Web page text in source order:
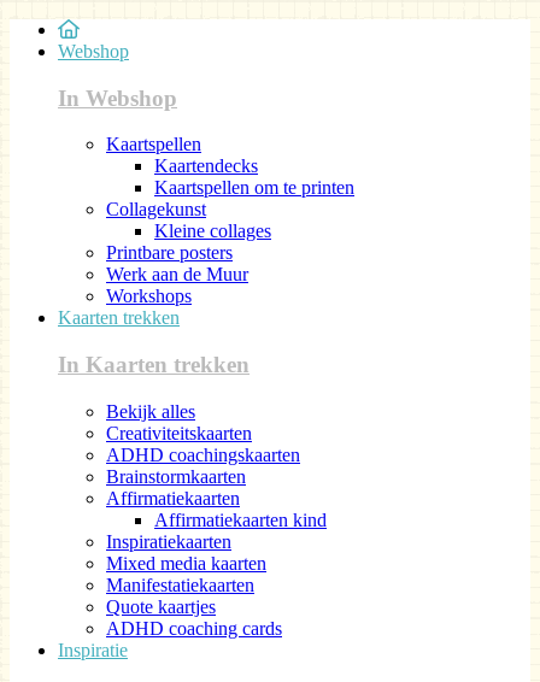
Webshop
In Webshop
Kaartspellen
Kaartendecks
Kaartspellen om te printen
Collagekunst
Kleine collages
Printbare posters
Werk aan de Muur
Workshops
Kaarten trekken
In Kaarten trekken
Bekijk alles
Creativiteitskaarten
ADHD coachingskaarten
Brainstormkaarten
Affirmatiekaarten
Affirmatiekaarten kind
Inspiratiekaarten
Mixed media kaarten
Manifestatiekaarten
Quote kaartjes
ADHD coaching cards
Inspiratie